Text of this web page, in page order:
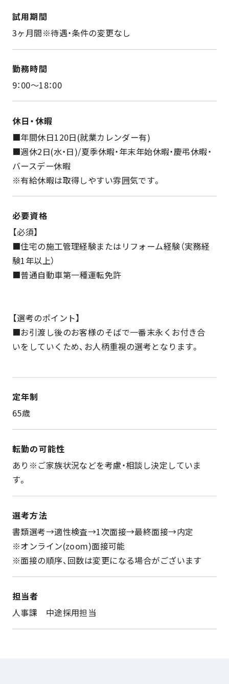
試用期間
3ヶ月間※待遇・条件の変更なし
勤務時間
9：00～18：00
休日・休暇
■年間休日120日(就業カレンダー有)
■週休2日(水・日)/夏季休暇・年末年始休暇・慶弔休暇・
バースデー休暇
※有給休暇は取得しやすい雰囲気です。
必要資格
【必須】
■住宅の施工管理経験またはリフォーム経験（実務経
験1年以上）
■普通自動車第一種運転免許
【選考のポイント】
■お引渡し後のお客様のそばで一番末永くお付き合
いをしていくため、お人柄重視の選考となります。
定年制
65歳
転勤の可能性
あり※ご家族状況などを考慮・相談し決定していま
す。
選考方法
書類選考→適性検査→1次面接→最終面接→内定
※オンライン(zoom)面接可能
※面接の順序、回数は変更になる場合がございます
担当者
人事課 中途採用担当